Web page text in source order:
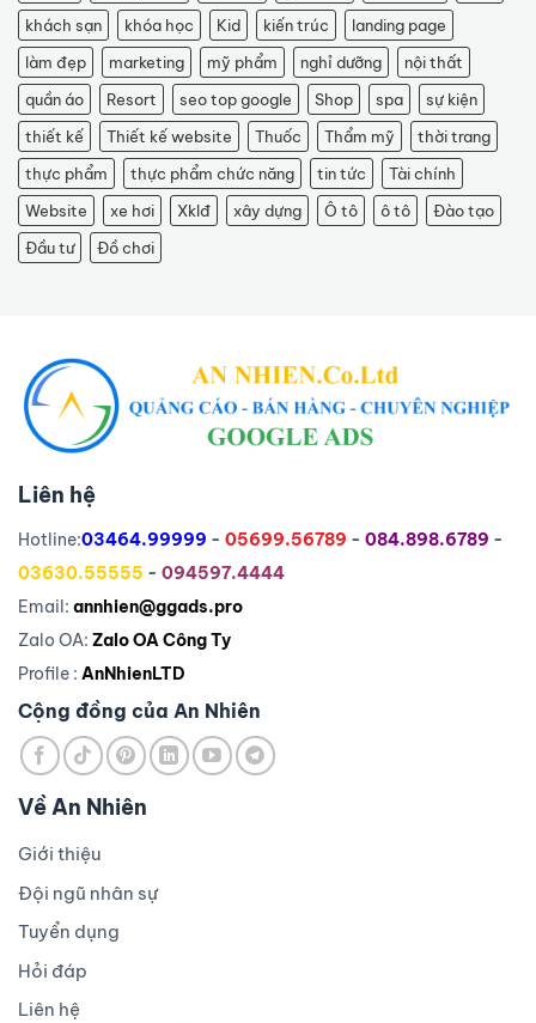
khách sạn
khóa học Kid kiến trúc
landing page
làm đẹp
marketing mỹ phẩm nghỉ dưỡng
nội thất
quần áo
Resort seo top google Shop spa
sự kiện
thiết kế
Thiết kế website Thuốc Thẩm mỹ
thời trang
thực phẩm
thực phẩm chức năng tin tức
Tài chính
Website
xe hơi Xklđ xây dựng Ô tô ô tô
Đào tạo
Đầu tư
Đồ chơi
Liên hệ
Hotline:03464.99999 - 05699.56789 - 084.898.6789 -
03630.55555 - 094597.4444
Email: annhien@ggads.pro
Zalo OA: Zalo OA Công Ty
Profile : AnNhienLTD
Cộng đồng của An Nhiên
Về An Nhiên
Giới thiệu
Đội ngũ nhân sự
Tuyển dụng
Hỏi đáp
Liên hệ